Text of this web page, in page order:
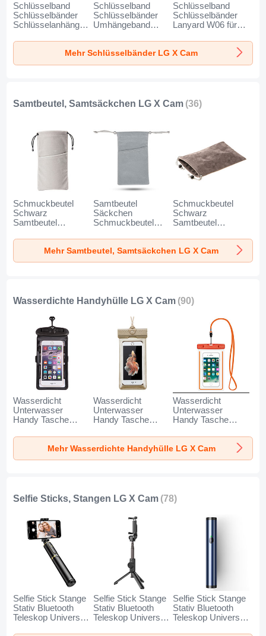
Schlüsselband
Schlüsselbänder
Schlüsselanhänger
für LG X Cam Blau
Schlüsselband
Schlüsselbänder
Umhängeband
X Cam Schwarz
Schlüsselband
Schlüsselbänder
Lanyard W06 für
Schwarz
Mehr Schlüsselbänder LG X Cam
Samtbeutel, Samtsäckchen LG X Cam (36)
Schmuckbeutel
Schwarz
Samtbeutel
Universal K02 für
LG X Cam Grau
Samtbeutel
Säckchen
Schmuckbeutel
für LG X Cam Grau
Schmuckbeutel
Schwarz
Samtbeutel
Universal S05 für
LG X Cam Braun
Mehr Samtbeutel, Samtsäckchen LG X Cam
Wasserdichte Handyhülle LG X Cam (90)
Wasserdicht
Unterwasser
Handy Tasche
LG X Cam
Wasserdicht
Unterwasser
Handy Tasche
LG X Cam Gold
Wasserdicht
Unterwasser
Handy Tasche
LG X Cam Orange
Mehr Wasserdichte Handyhülle LG X Cam
Selfie Sticks, Stangen LG X Cam (78)
Selfie Stick Stange
Stativ Bluetooth
Teleskop Universal
Selfie Stick Stange
Stativ Bluetooth
Teleskop Universal
Selfie Stick Stange
Stativ Bluetooth
Teleskop Universal